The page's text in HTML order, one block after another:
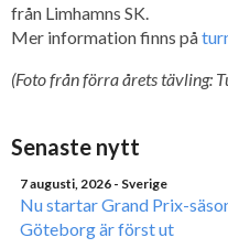
från Limhamns SK.
Mer information finns på
(Foto från förra årets tävling:
Senaste nytt
7 augusti, 2026 - Sverige
Nu startar Grand Prix-
Göteborg är först ut